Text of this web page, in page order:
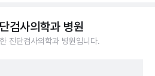
검사의학과 병원
진단검사의학과 병원입니다.